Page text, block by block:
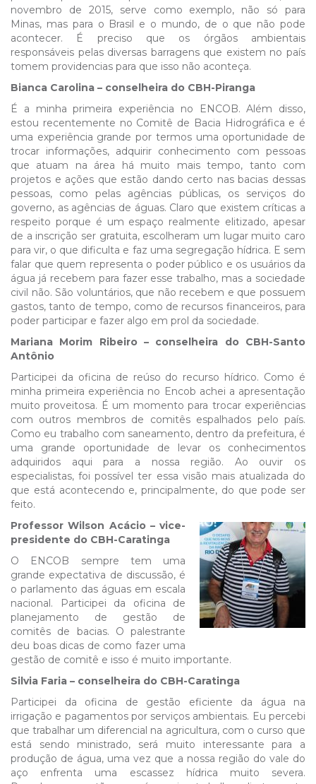
novembro de 2015, serve como exemplo, não só para
Minas, mas para o Brasil e o mundo, de o que não pode
acontecer. É preciso que os órgãos ambientais
responsáveis pelas diversas barragens que existem no país
tomem providencias para que isso não aconteça.
Bianca Carolina – conselheira do CBH-Piranga
É a minha primeira experiência no ENCOB. Além disso,
estou recentemente no Comitê de Bacia Hidrográfica e é
uma experiência grande por termos uma oportunidade de
trocar informações, adquirir conhecimento com pessoas
que atuam na área há muito mais tempo, tanto com
projetos e ações que estão dando certo nas bacias dessas
pessoas, como pelas agências públicas, os serviços do
governo, as agências de águas. Claro que existem críticas a
respeito porque é um espaço realmente elitizado, apesar
de a inscrição ser gratuita, escolheram um lugar muito caro
para vir, o que dificulta e faz uma segregação hídrica. E sem
falar que quem representa o poder público e os usuários da
água já recebem para fazer esse trabalho, mas a sociedade
civil não. São voluntários, que não recebem e que possuem
gastos, tanto de tempo, como de recursos financeiros, para
poder participar e fazer algo em prol da sociedade.
Mariana Morim Ribeiro – conselheira do CBH-Santo
Antônio
Participei da oficina de reúso do recurso hídrico. Como é
minha primeira experiência no Encob achei a apresentação
muito proveitosa. É um momento para trocar experiências
com outros membros de comitês espalhados pelo país.
Como eu trabalho com saneamento, dentro da prefeitura, é
uma grande oportunidade de levar os conhecimentos
adquiridos aqui para a nossa região. Ao ouvir os
especialistas, foi possível ter essa visão mais atualizada do
que está acontecendo e, principalmente, do que pode ser
feito.
Professor Wilson Acácio – vice-
presidente do CBH-Caratinga
O ENCOB sempre tem uma
grande expectativa de discussão, é
o parlamento das águas em escala
nacional. Participei da oficina de
planejamento de gestão de
comitês de bacias. O palestrante
deu boas dicas de como fazer uma
gestão de comitê e isso é muito importante.
Silvia Faria – conselheira do CBH-Caratinga
Participei da oficina de gestão eficiente da água na
irrigação e pagamentos por serviços ambientais. Eu percebi
que trabalhar um diferencial na agricultura, com o curso que
está sendo ministrado, será muito interessante para a
produção de água, uma vez que a nossa região do vale do
aço enfrenta uma escassez hídrica muito severa.